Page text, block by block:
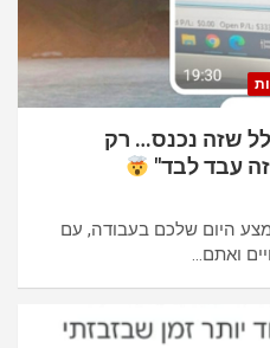
שזה נכנס… רק
עבד לבד"
היום שלכם בעבודה, עם
ואתם…